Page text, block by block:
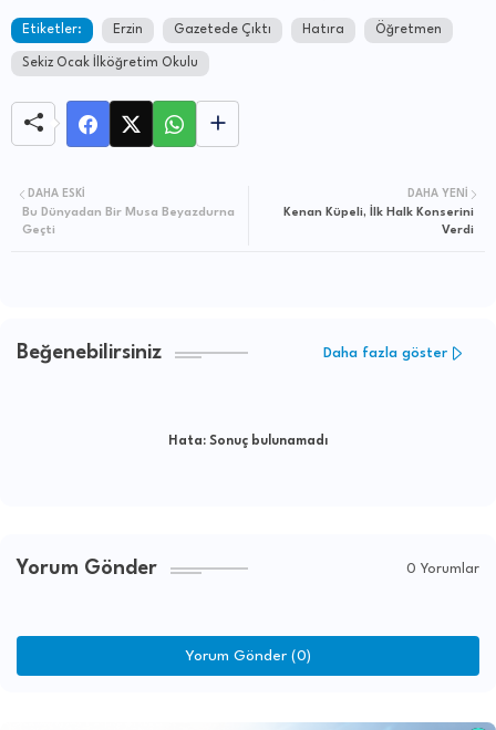
Etiketler: Erzin Gazetede Çıktı Hatıra Öğretmen
Sekiz Ocak İlköğretim Okulu
DAHA YENI
Kenan Küpeli, İlk Halk Konserini
Verdi
DAHA ESKI
Bu Dünyadan Bir Musa Beyazdurna
Geçti
Beğenebilirsiniz Daha fazla göster
Hata: Sonuç bulunamadı
Yorum Gönder 0 Yorumlar
Yorum Gönder (0)